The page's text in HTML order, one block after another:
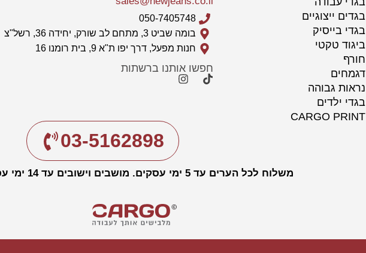
בגדים ייצוגיים
בגדי בייסיק
ביגוד טקטי
חורף
דגמחים
נראות גבוהה
בגדי ילדים
CARGO PRINT
050-7405748
בומה שביט 3, מתחם לב שורק, יחידה 36, רשל"צ
חנות מפעל, דרך יפו ת"א 9, בית רומנו 16
חפשו אותנו ברשתות
03-5162898
משלוח לכל הערים עד 5 ימי עסקים. מושבים וישובים עד 14 ימי עסקים.